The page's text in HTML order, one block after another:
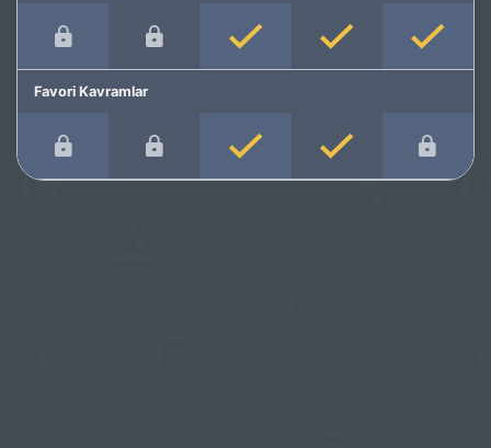
Favori Kavramlar